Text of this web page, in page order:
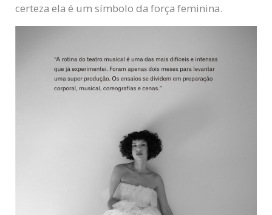
certeza ela é um símbolo da força feminina.